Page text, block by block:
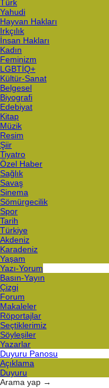
Türk
Yahudi
Hayvan Hakları
Irkçılık
İnsan Hakları
Kadın
Feminizm
LGBTİQ+
Kültür-Sanat
Belgesel
Biyografi
Edebiyat
Kitap
Müzik
Resim
Şiir
Tiyatro
Özel Haber
Sağlık
Savaş
Sinema
Sömürgecilik
Spor
Tarih
Türkiye
Akdeniz
Karadeniz
Yaşam
Yazı-Yorum
Basın-Yayın
Çizgi
Forum
Makaleler
Röportajlar
Seçtiklerimiz
Söyleşiler
Yazarlar
Duyuru Panosu
Açıklama
Duyuru
Arama yap →